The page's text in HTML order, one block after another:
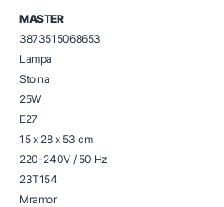
MASTER
3873515068653
Lampa
Stolna
25W
E27
15 x 28 x 53 cm
220-240V / 50 Hz
23T154
Mramor